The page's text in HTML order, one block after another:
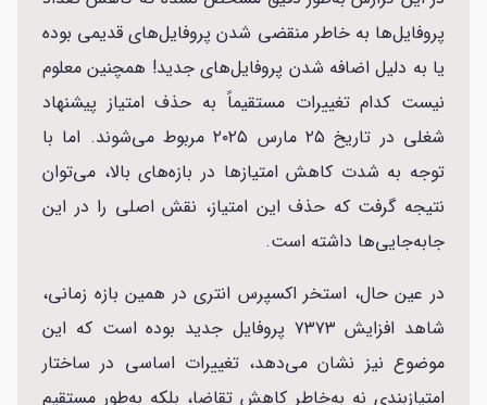
پروفایل‌ها به خاطر منقضی شدن پروفایل‌های قدیمی بوده
یا به دلیل اضافه شدن پروفایل‌های جدید! همچنین معلوم
نیست کدام تغییرات مستقیماً به حذف امتیاز پیشنهاد
شغلی در تاریخ ۲۵ مارس ۲۰۲۵ مربوط می‌شوند. اما با
توجه به شدت کاهش امتیازها در بازه‌های بالا، می‌توان
نتیجه گرفت که حذف این امتیاز، نقش اصلی را در این
جابه‌جایی‌ها داشته است.
در عین حال، استخر اکسپرس انتری در همین بازه زمانی،
شاهد افزایش ۷۳۷۳ پروفایل جدید بوده است که این
موضوع نیز نشان می‌دهد، تغییرات اساسی در ساختار
امتیازبندی نه به‌خاطر کاهش تقاضا، بلکه به‌طور مستقیم